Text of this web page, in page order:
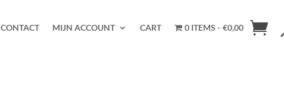
CONTACT MIJN ACCOUNT CART 0 ITEMS €0,00